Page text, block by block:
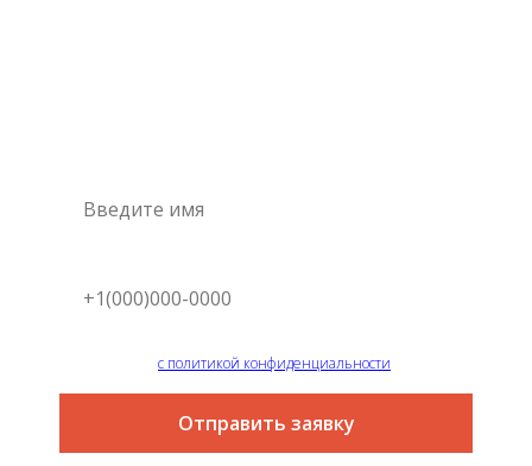
с политикой конфиденциальности
Отправить заявку